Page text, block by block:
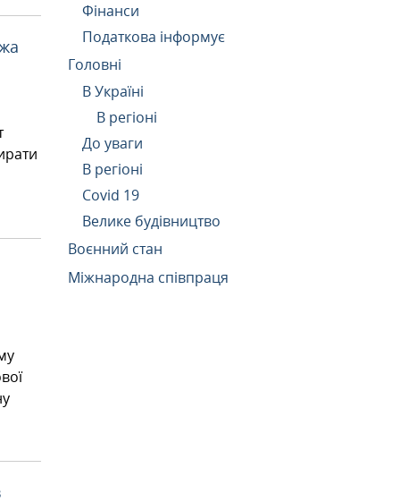
Фінанси
Податкова інформує
Головні
В Україні
В регіоні
До уваги
В регіоні
Covid 19
Велике будівництво
Воєнний стан
Міжнародна співпраця